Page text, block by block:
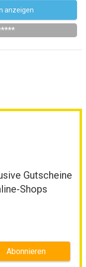
anzeigen
Gutscheine
Shops